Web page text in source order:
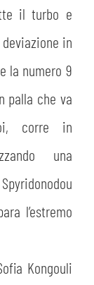
il turbo e
in
la numero 9
palla che va
corre in
una
l’estremo
Kongouli